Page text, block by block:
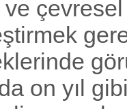
on yıl